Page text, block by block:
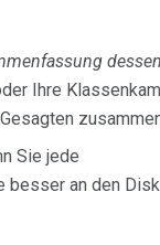
Ihre
Sie jede
besser an den